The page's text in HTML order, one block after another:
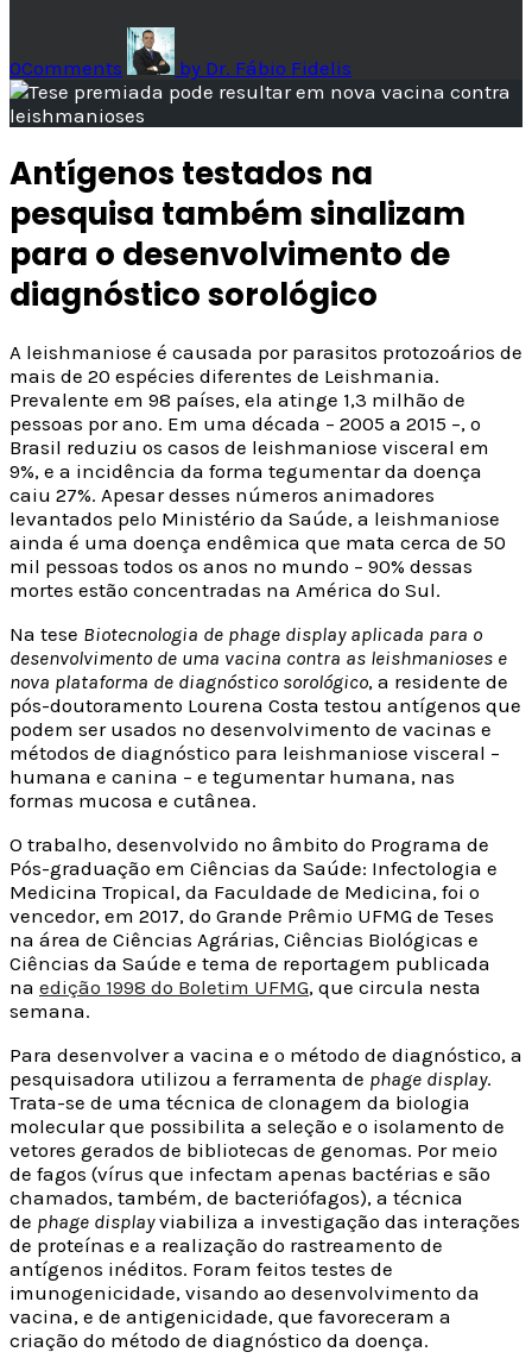
0Comments by Dr. Fábio Fidelis
Antígenos testados na
pesquisa também sinalizam
para o desenvolvimento de
diagnóstico sorológico
A leishmaniose é causada por parasitos protozoários de
mais de 20 espécies diferentes de Leishmania.
Prevalente em 98 países, ela atinge 1,3 milhão de
pessoas por ano. Em uma década – 2005 a 2015 –, o
Brasil reduziu os casos de leishmaniose visceral em
9%, e a incidência da forma tegumentar da doença
caiu 27%. Apesar desses números animadores
levantados pelo Ministério da Saúde, a leishmaniose
ainda é uma doença endêmica que mata cerca de 50
mil pessoas todos os anos no mundo – 90% dessas
mortes estão concentradas na América do Sul.
Na tese Biotecnologia de phage display aplicada para o
desenvolvimento de uma vacina contra as leishmanioses e
nova plataforma de diagnóstico sorológico, a residente de
pós-doutoramento Lourena Costa testou antígenos que
podem ser usados no desenvolvimento de vacinas e
métodos de diagnóstico para leishmaniose visceral –
humana e canina – e tegumentar humana, nas
formas mucosa e cutânea.
O trabalho, desenvolvido no âmbito do Programa de
Pós-graduação em Ciências da Saúde: Infectologia e
Medicina Tropical, da Faculdade de Medicina, foi o
vencedor, em 2017, do Grande Prêmio UFMG de Teses
na área de Ciências Agrárias, Ciências Biológicas e
Ciências da Saúde e tema de reportagem publicada
na edição 1998 do Boletim UFMG, que circula nesta
semana.
Para desenvolver a vacina e o método de diagnóstico, a
pesquisadora utilizou a ferramenta de phage display.
Trata-se de uma técnica de clonagem da biologia
molecular que possibilita a seleção e o isolamento de
vetores gerados de bibliotecas de genomas. Por meio
de fagos (vírus que infectam apenas bactérias e são
chamados, também, de bacteriófagos), a técnica
de phage displayviabiliza a investigação das interações
de proteínas e a realização do rastreamento de
antígenos inéditos. Foram feitos testes de
imunogenicidade, visando ao desenvolvimento da
vacina, e de antigenicidade, que favoreceram a
criação do método de diagnóstico da doença.